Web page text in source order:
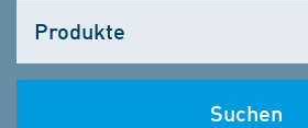
wählen
Suchen